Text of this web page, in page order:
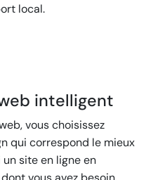
local.
intelligent
vous choisissez
qui correspond le mieux
un site en ligne en